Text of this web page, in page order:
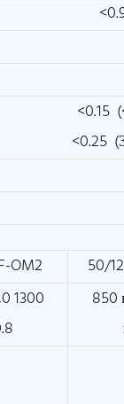
<0.15
<0.25
OM2 50/
1300
850